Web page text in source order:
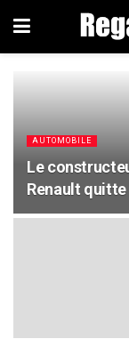
AUTOMOBILE
Le
Renault quitte